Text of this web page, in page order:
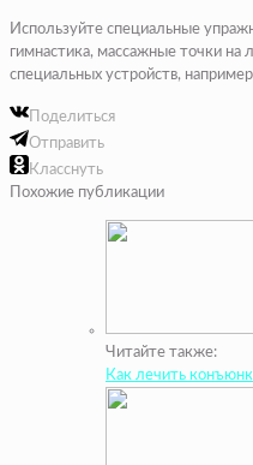
Используйте специальные
гимнастика, массажные точки
специальных устройств,
Поделиться
Отправить
Класснуть
Похожие публикации
Читайте также:
Как лечить